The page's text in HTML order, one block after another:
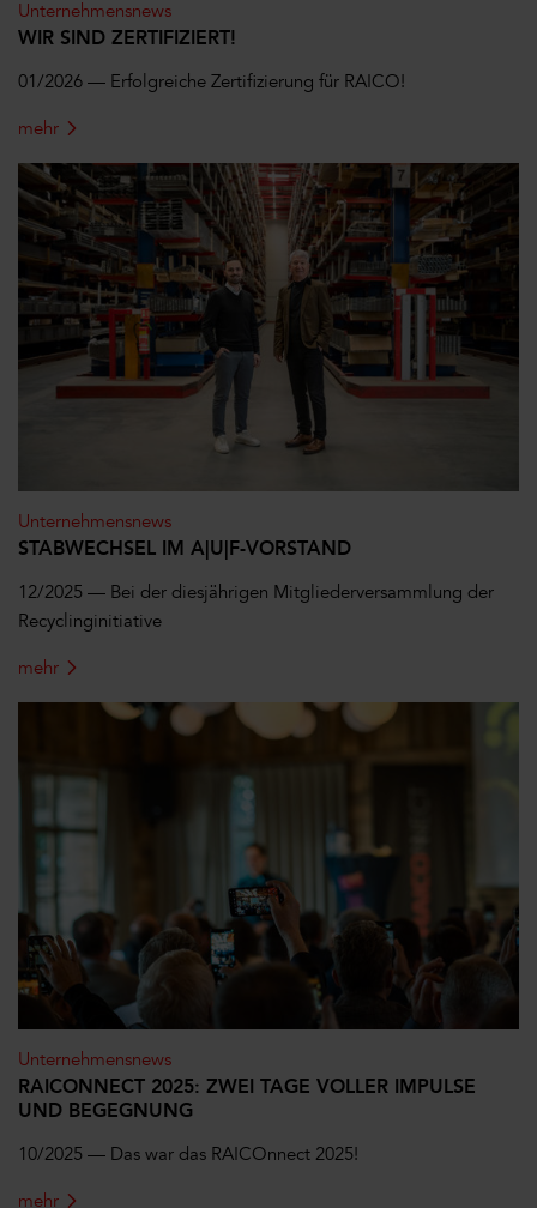
Unternehmensnews
WIR SIND ZERTIFIZIERT!
01/2026 — Erfolgreiche Zertifizierung für RAICO!
mehr
Unternehmensnews
STABWECHSEL IM A|U|F-VORSTAND
12/2025 — Bei der diesjährigen Mitgliederversammlung der
Recyclinginitiative
mehr
Unternehmensnews
RAICONNECT 2025: ZWEI TAGE VOLLER IMPULSE
UND BEGEGNUNG
10/2025 — Das war das RAICOnnect 2025!
mehr